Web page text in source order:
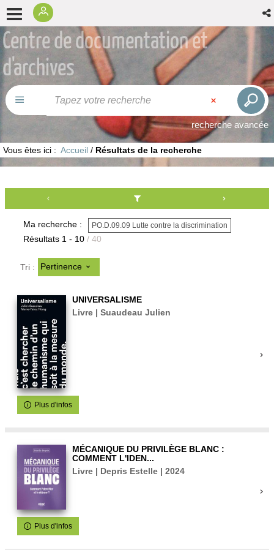
Centre de documentation et
d'archives
recherche avancée
Vous êtes ici : Accueil / Résultats de la recherche
Ma recherche : PO.D.09.09 Lutte contre la discrimination
Résultats 1 - 10 / 40
Tri : Pertinence
UNIVERSALISME
Livre | Suaudeau Julien
Plus d'infos
MÉCANIQUE DU PRIVILÈGE BLANC :
COMMENT L'IDEN...
Livre | Depris Estelle | 2024
Plus d'infos